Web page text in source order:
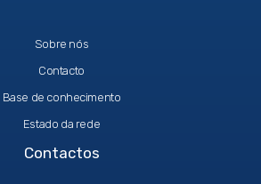
Sobre nós
Contacto
Base de conhecimento
Estado da rede
Contactos